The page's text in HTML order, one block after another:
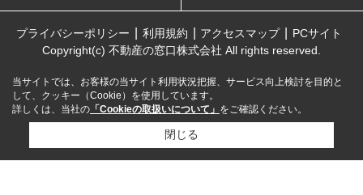
プライバシーポリシー 利用規約 アクセスマップ
PCサイト
Copyright(c) 不動産の窓口株式会社 All rights reserved.
当サイトでは、お客様の当サイト利用状況把握、サービス向上検討を目的と
して、クッキー（Cookie）を使用しています。
詳しくは、当社の 「Cookieの取扱いについて」 をご確認ください。
閉じる